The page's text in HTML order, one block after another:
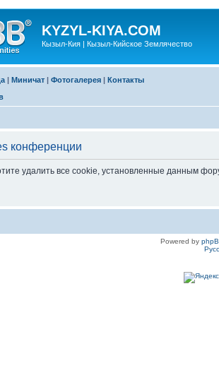
KYZYL-KIYA.COM
Кызыл-Кия | Кызыл-Кийское Землячество
| Миничат | Фотогалерея | Контакты
конференции
удалить все cookie, установленные данным
Powered by